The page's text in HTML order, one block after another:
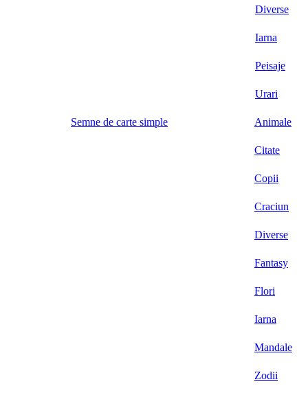
Diverse
Iarna
Peisaje
Urari
Semne de carte simple Animale
Citate
Copii
Craciun
Diverse
Fantasy
Flori
Iarna
Mandale
Zodii